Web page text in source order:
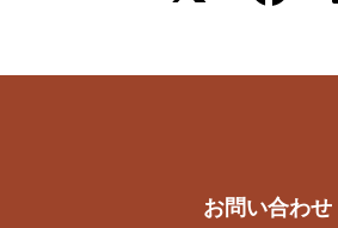
お問い合わせ